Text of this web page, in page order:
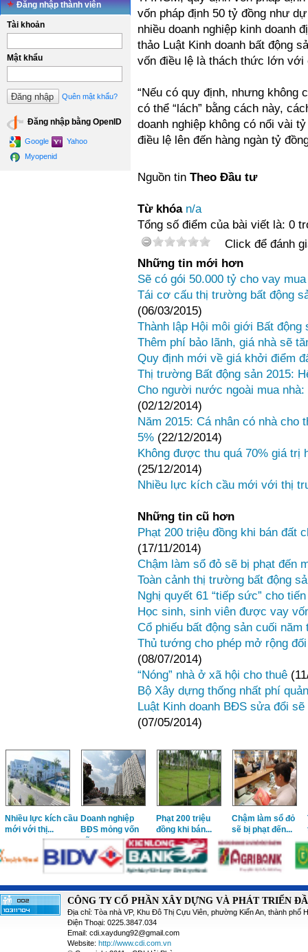
Đăng nhập thành viên
Tài khoản
Mật khẩu
Quên mật khẩu?
Đăng nhập bằng OpenID
Google
Yahoo
Myopenid
vốn pháp định 50 tỷ đồng như
nhiều doanh nghiệp kinh doanh
thảo Luật Kinh doanh bất động
vốn điều lệ là thách thức lớn với
“Nếu có quy định, nhưng không
có thể “lách” bằng cách này,
doanh nghiệp không có nổi vài
điều lệ lên đến hàng ngàn tỷ
Nguồn tin Theo Đầu tư
Từ khóa n/a
Tổng số điểm của bài viết là: 0
Click để đánh
Những tin mới hơn
Sẽ có gói 50.000 tỷ cho vay
Tái cơ cấu thị trường bất động
(06/03/2015)
Thành lập Hội môi giới Bất động
Thêm phí bảo lãnh, giá nhà sẽ
Quy định mới về giá khởi điểm
Thị trường Bất động sản 2015:
Cho người nước ngoài mua
(02/12/2014)
Năm 2015: Cá nhân có nhà cho
5% (22/12/2014)
Không được thu quá 70% giá trị
(25/12/2014)
Nhiều lực kích cầu mới với thị
Những tin cũ hơn
Phạt 200 triệu đồng khi bán đất
(17/11/2014)
Chậm làm sổ đỏ sẽ bị phạt đến
Toàn cảnh thị trường bất động
Nghị quyết 61 “tiếp sức” cho
Học sinh, sinh viên được vay
Cổ phiếu bất động sản cuối
Thủ tướng cho phép mở rộng
(08/07/2014)
“Nóng” nhà ở xã hội cho thuê
Bộ Xây dựng thống nhất phí
Luật Kinh doanh BĐS sửa đổi
(07/05/2014)
Nhiều lực kích cầu
mới với thị...
Doanh nghiệp
BĐS mỏng vốn
sẽ...
Phạt 200 triệu
đồng khi bán...
Chậm làm sổ đỏ
sẽ bị phạt đến...
CÔNG TY CỔ PHẦN XÂY DỰNG VÀ PHÁT TRIỂN
Địa chỉ: Tòa nhà VP, Khu Đô Thị Cựu Viên, phường Kiến An, thành phố
Điện Thoại: 0225.3847.034
Email: cdi.xaydung92@gmail.com
Website: http://www.cdi.com.vn